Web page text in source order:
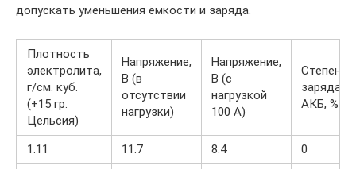
допускать уменьшения ёмкости и заряда.
Плотность
электролита,
г/см. куб.
(+15 гр.
Цельсия)
Напряжение,
В (в
отсутствии
нагрузки)
Напряжение,
В (с
нагрузкой
100 А)
Степень
заряда
АКБ, %
1.11 11.7 8.4
0